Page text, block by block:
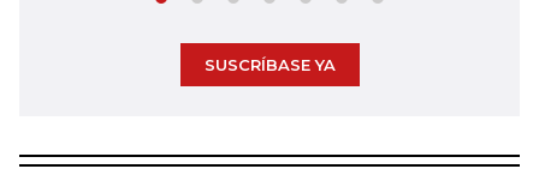
SUSCRÍBASE YA